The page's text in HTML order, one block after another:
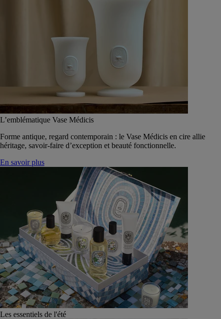
L’emblématique Vase Médicis
Forme antique, regard contemporain : le Vase Médicis en cire allie
héritage, savoir-faire d’exception et beauté fonctionnelle.
En savoir plus
Les essentiels de l'été